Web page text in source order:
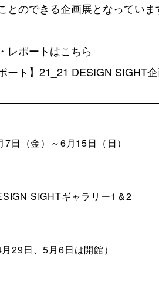
とのできる企画展となっていま
レポートはこちら
ート】21_21 DESIGN SIGHT
日（金）～6月15日（日）
SIGHTギャラリー1＆2
29日、5月6日は開館）